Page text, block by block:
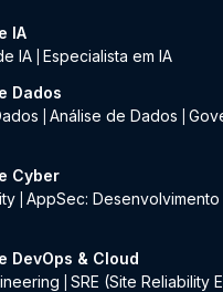
IA
IA Especialista em IA
Dados
Análise de Dados
Cyber
AppSec:
DevOps & Cloud
SRE (Site Reliability